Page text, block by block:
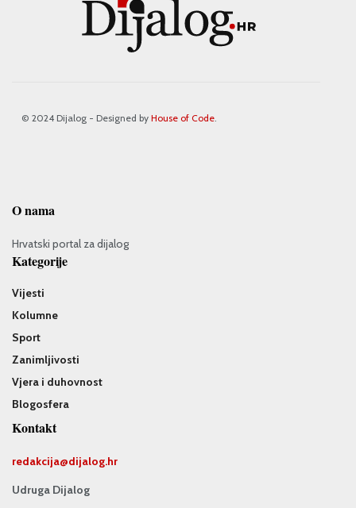
© 2024 Dijalog - Designed by House of Code.
O nama
Hrvatski portal za dijalog
Kategorije
Vijesti
Kolumne
Sport
Zanimljivosti
Vjera i duhovnost
Blogosfera
Kontakt
redakcija@dijalog.hr
Udruga Dijalog